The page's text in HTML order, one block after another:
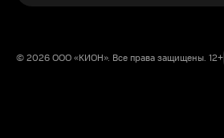
© 2026 ООО «КИОН». Все права защищены. 12+